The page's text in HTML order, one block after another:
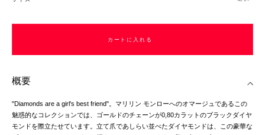
カートに入れる
概要
"Diamonds are a girl's best friend"。マリリン モンローへのオマージュであるこの
魅惑的なコレクションでは、ゴールドのチェーンが0,80カラットのブラックダイヤ
モンドを際立たせています。立て爪であしらい並べたダイヤモンドは、この豪華な